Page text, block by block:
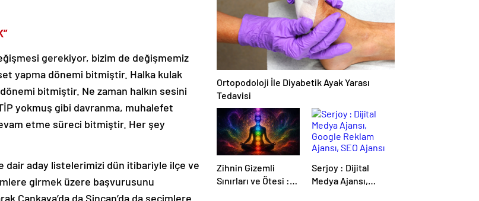
gerekiyor, bizim de değişmemiz
yapma dönemi bitmiştir. Halka kulak
bitmiştir. Ne zaman halkın sesini
yokmuş gibi davranma, muhalefet
etme süreci bitmiştir. Her şey
dair aday listelerimizi dün itibariyle ilçe ve
girmek üzere başvurusunu
Çankaya’da da Sincan’da da seçimlere
Ortopodoloji İle Diyabetik Ayak Yarası
Tedavisi
Zihnin Gizemli
Sınırları ve Ötesi :
Serjoy : Dijital
Medya Ajansı,